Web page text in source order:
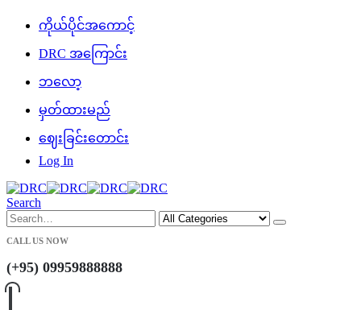
ကိုယ်ပိုင်အကောင့်
DRC အကြောင်း
ဘလော့
မှတ်ထားမည်
ဈေးခြင်းတောင်း
Log In
Search
CALL US NOW
(+95) 09959888888